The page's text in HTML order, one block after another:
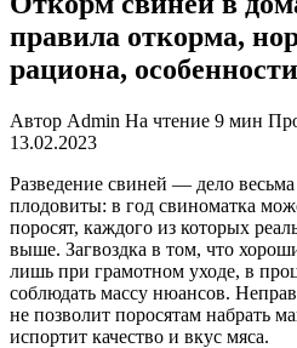
правила откорма,
рациона,
Автор Admin На чтение 9 мин
13.02.2023
Разведение свиней — дело
плодовиты: в год свиноматка
поросят, каждого из которых
выше. Загвоздка в том, что
лишь при грамотном уходе, в
соблюдать массу нюансов.
не позволит поросятам набрать
испортит качество и вкус мяса.